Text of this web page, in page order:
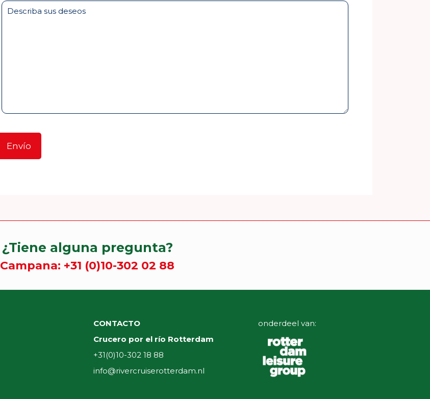
¿Tiene alguna pregunta?
Campana: +31 (0)10-302 02 88
CONTACTO
Crucero por el río Rotterdam
+31(0)10-302 18 88
info@rivercruiserotterdam.nl
onderdeel van: